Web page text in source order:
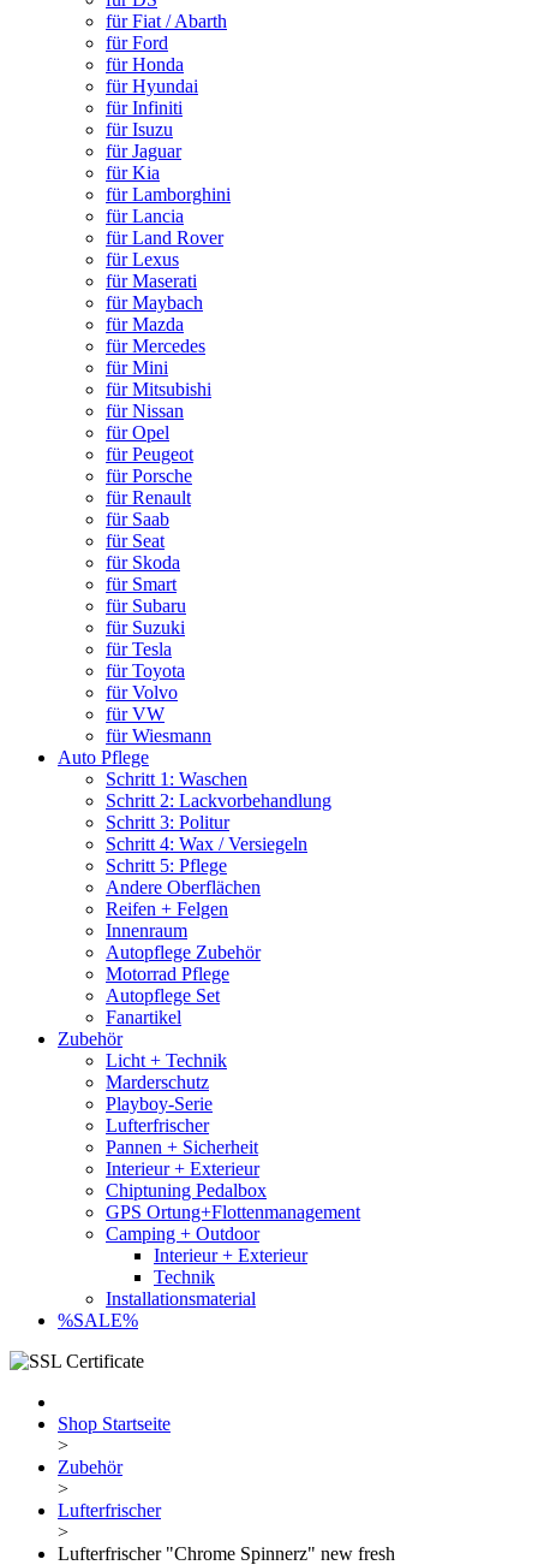
für Fiat / Abarth
für Ford
für Honda
für Hyundai
für Infiniti
für Isuzu
für Jaguar
für Kia
für Lamborghini
für Lancia
für Land Rover
für Lexus
für Maserati
für Maybach
für Mazda
für Mercedes
für Mini
für Mitsubishi
für Nissan
für Opel
für Peugeot
für Porsche
für Renault
für Saab
für Seat
für Skoda
für Smart
für Subaru
für Suzuki
für Tesla
für Toyota
für Volvo
für VW
für Wiesmann
Auto Pflege
Schritt 1: Waschen
Schritt 2: Lackvorbehandlung
Schritt 3: Politur
Schritt 4: Wax / Versiegeln
Schritt 5: Pflege
Andere Oberflächen
Reifen + Felgen
Innenraum
Autopflege Zubehör
Motorrad Pflege
Autopflege Set
Fanartikel
Zubehör
Licht + Technik
Marderschutz
Playboy-Serie
Lufterfrischer
Pannen + Sicherheit
Interieur + Exterieur
Chiptuning Pedalbox
GPS Ortung+Flottenmanagement
Camping + Outdoor
Interieur + Exterieur
Technik
Installationsmaterial
%SALE%
Shop Startseite
>
Zubehör
>
Lufterfrischer
>
Lufterfrischer "Chrome Spinnerz" new fresh